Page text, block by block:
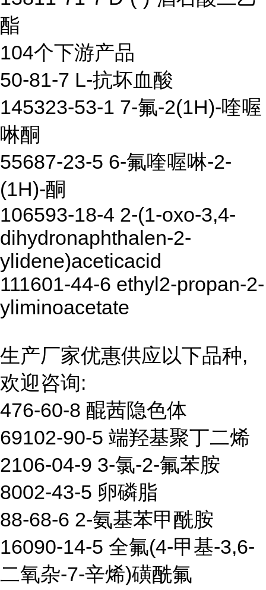
酯
104个下游产品
50-81-7 L-抗坏血酸
145323-53-1 7-氟-2(1H)-喹喔
啉酮
55687-23-5 6-氟喹喔啉-2-
(1H)-酮
106593-18-4 2-(1-oxo-3,4-
dihydronaphthalen-2-
ylidene)aceticacid
111601-44-6 ethyl2-propan-2-
yliminoacetate
生产厂家优惠供应以下品种,
欢迎咨询:
476-60-8 醌茜隐色体
69102-90-5 端羟基聚丁二烯
2106-04-9 3-氯-2-氟苯胺
8002-43-5 卵磷脂
88-68-6 2-氨基苯甲酰胺
16090-14-5 全氟(4-甲基-3,6-
二氧杂-7-辛烯)磺酰氟